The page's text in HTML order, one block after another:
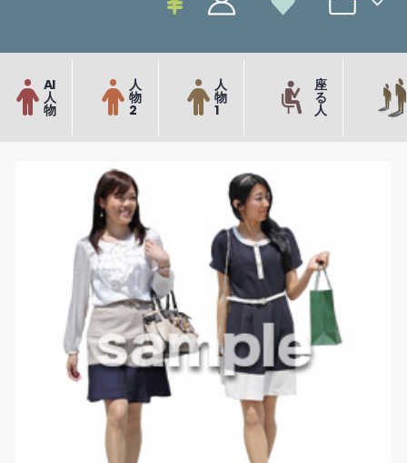
AI
人
物
人
物
2
人
物
1
座
る
人